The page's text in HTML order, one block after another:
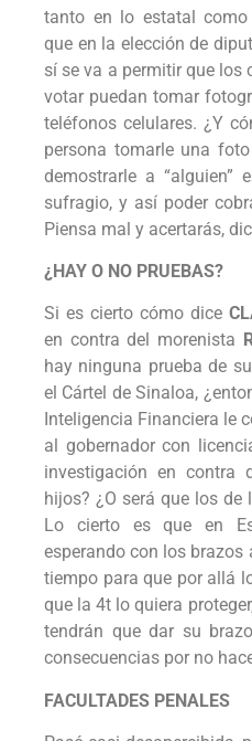
tanto en lo estatal
que en la elección de
sí se va a permitir que los
votar puedan tomar
teléfonos celulares. ¿Y
persona tomarle una
demostrarle a “alguien”
sufragio, y así poder
Piensa mal y acertarás,
¿HAY O NO PRUEBAS?
Si es cierto cómo dice
en contra del morenista
hay ninguna prueba de
el Cártel de Sinaloa,
Inteligencia Financiera le
al gobernador con
investigación en contra
hijos? ¿O será que los de
Lo cierto es que en
esperando con los brazos
tiempo para que por allá
que la 4t lo quiera
tendrán que dar su
consecuencias por no
FACULTADES PENALES